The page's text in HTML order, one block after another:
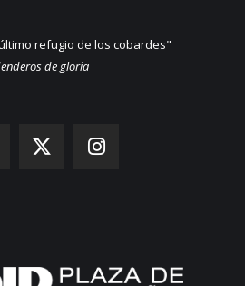
refugio de los cobardes"
de gloria